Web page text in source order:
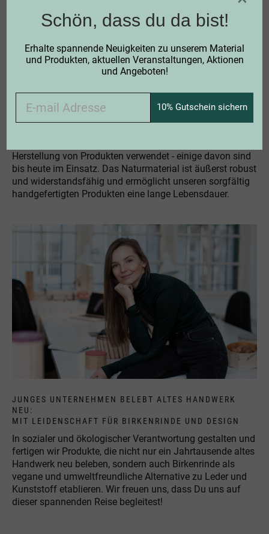
BEWÄHRTE QUALITÄT DURCH HANDARBEIT:
WARUM UNSERE PRODUKTE WIRKLICH LANGLEBIG SIND
Herstellung von Produkten verwendet - einige davon sind
bis heute im Einsatz. Das Naturmaterial ist äußerst robust
und widerstandsfähig und ermöglicht unseren sorgfältig
handgefertigten Produkten eine lange Lebensdauer.
JUNGES UNTERNEHMEN BELEBT ALTES HANDWERK
NEU:
MIT LEIDENSCHAFT FÜR BIRKENRINDE UND DESIGN
In sozialer und ökologischer Verantwortung gestalten und
fertigen wir Produkte, die nicht nur ein Jahrtausende altes
Handwerk neu beleben, sondern auch Birkenrinde als
vegane und umweltfreundliche Alternative zu Leder und
Kunststoff etablieren. Wir freuen uns, dass Du uns auf
dieser spannenden Reise begleitest!
Schön, dass du da bist!
Erhalte spannende Neuigkeiten zu unserem Material
und Produkten, aktuellen Veranstaltungen, Aktionen
und Angeboten!
10% Gutschein sichern